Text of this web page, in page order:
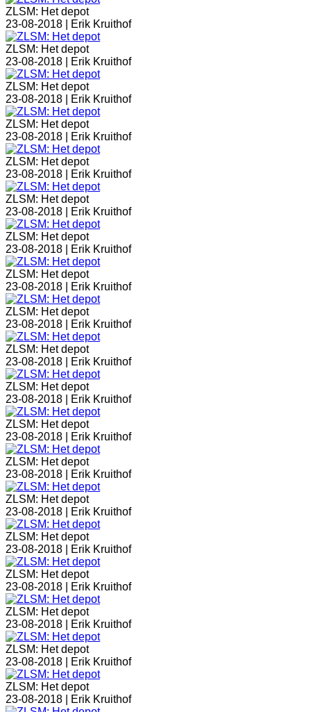
ZLSM: Het depot
23-08-2018 |
Erik Kruithof
ZLSM: Het depot
23-08-2018 |
Erik Kruithof
ZLSM: Het depot
23-08-2018 |
Erik Kruithof
ZLSM: Het depot
23-08-2018 |
Erik Kruithof
ZLSM: Het depot
23-08-2018 |
Erik Kruithof
ZLSM: Het depot
23-08-2018 |
Erik Kruithof
ZLSM: Het depot
23-08-2018 |
Erik Kruithof
ZLSM: Het depot
23-08-2018 |
Erik Kruithof
ZLSM: Het depot
23-08-2018 |
Erik Kruithof
ZLSM: Het depot
23-08-2018 |
Erik Kruithof
ZLSM: Het depot
23-08-2018 |
Erik Kruithof
ZLSM: Het depot
23-08-2018 |
Erik Kruithof
ZLSM: Het depot
23-08-2018 |
Erik Kruithof
ZLSM: Het depot
23-08-2018 |
Erik Kruithof
ZLSM: Het depot
23-08-2018 |
Erik Kruithof
ZLSM: Het depot
23-08-2018 |
Erik Kruithof
ZLSM: Het depot
23-08-2018 |
Erik Kruithof
ZLSM: Het depot
23-08-2018 |
Erik Kruithof
ZLSM: Het depot
23-08-2018 |
Erik Kruithof